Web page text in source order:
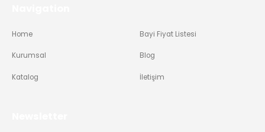
Home
Kurumsal
Katalog
Bayi Fiyat Listesi
Blog
İletişim